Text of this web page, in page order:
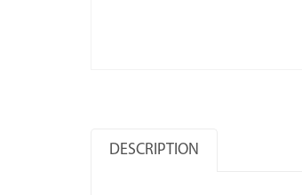
DESCRIPTION